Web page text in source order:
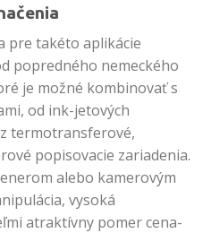
pre takéto aplikácie
popredného nemeckého
je možné kombinovať s
od ink-jetových
termotransferové,
popisovacie zariadenia.
alebo kamerovým
vysoká
atraktívny pomer cena-